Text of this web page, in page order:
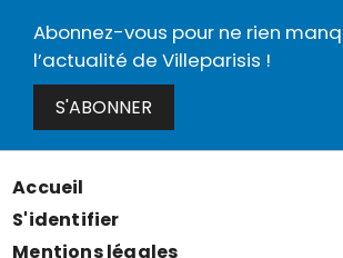
Abonnez-vous pour ne rien
l’actualité de Villeparisis !
S'ABONNER
Menu
Pied
Accueil
S'identifier
Mentions légales